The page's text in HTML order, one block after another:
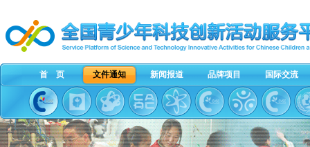
首 页 文件通知 新闻报道 品牌项目 国际交流